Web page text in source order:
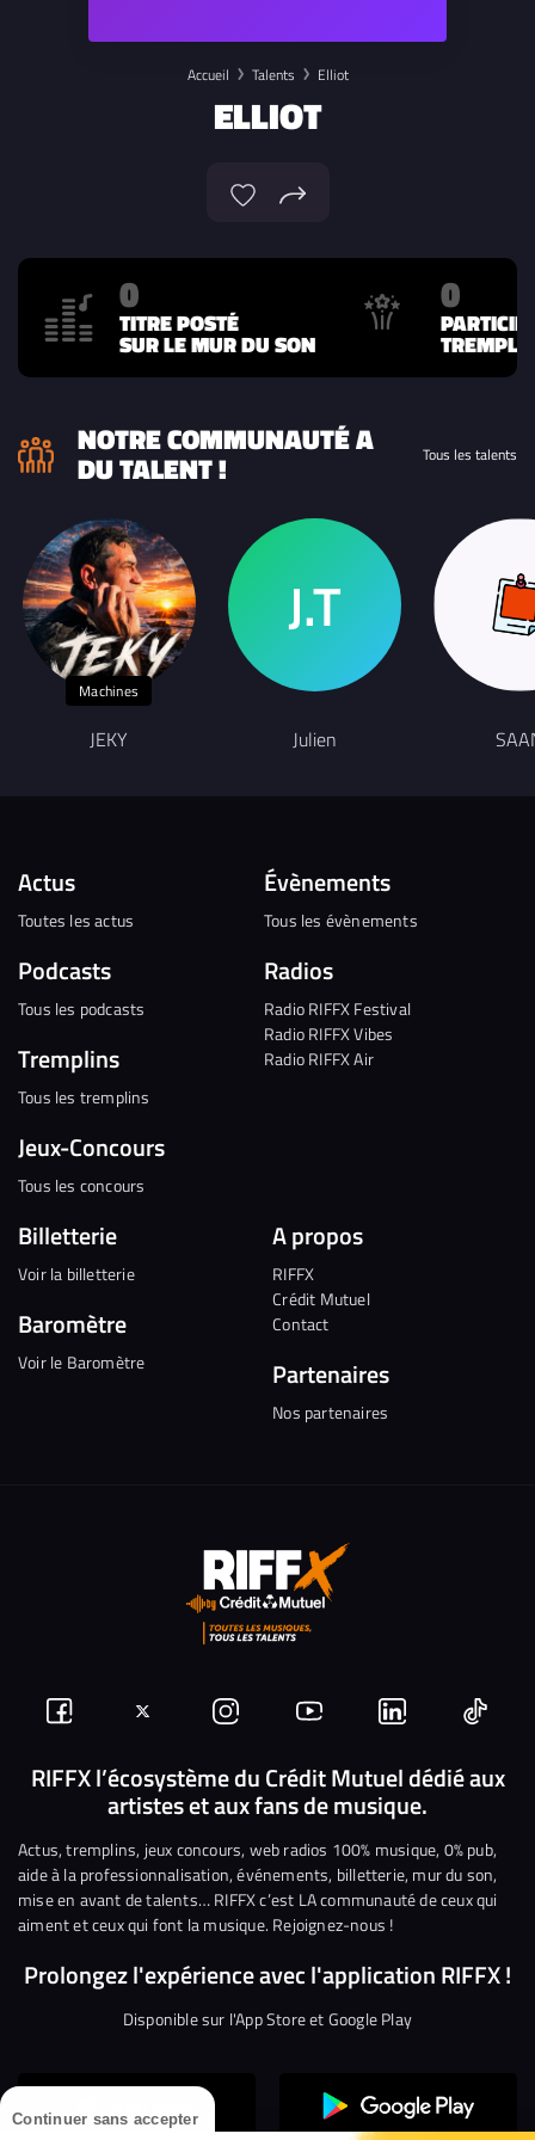
Continuer sans accepter
Accueil Talents Elliot
ELLIOT
0
TITRE POSTÉ
SUR LE MUR DU SON
0
NOTRE COMMUNAUTÉ A
DU TALENT ! Tous les talents
Machines
JEKY Julien
Actus
Toutes les actus
Podcasts
Tous les podcasts
Tremplins
Tous les tremplins
Jeux-Concours
Tous les concours
Évènements
Tous les évènements
Radios
Radio RIFFX Festival
Radio RIFFX Vibes
Radio RIFFX Air
Billetterie
Voir la billetterie
Baromètre
Voir le Baromètre
A propos
RIFFX
Crédit Mutuel
Contact
Partenaires
Nos partenaires
Suivez-
nous
Facebook
Suivez-
nous
sur
Twitter
Nous
rejoindre
sur
Instagram
Nous
rejoindre
sur
YouTube
Nous
rejoindre
sur
Linkedin
Nous
RIFFX l’écosystème du Crédit Mutuel dédié aux
artistes et aux fans de musique.
Actus, tremplins, jeux concours, web radios 100% musique, 0% pub,
aide à la professionnalisation, événements, billetterie, mur du son,
mise en avant de talents… RIFFX c’est LA communauté de ceux qui
aiment et ceux qui font la musique. Rejoignez-nous !
Prolongez l'expérience avec l'application RIFFX !
Disponible sur l'App Store et Google Play